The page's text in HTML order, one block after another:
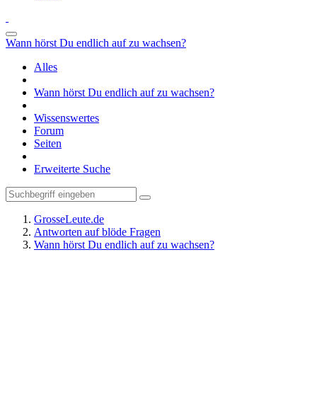
Wann hörst Du endlich auf zu wachsen?
Alles
Wann hörst Du endlich auf zu wachsen?
Wissenswertes
Forum
Seiten
Erweiterte Suche
GrosseLeute.de
Antworten auf blöde Fragen
Wann hörst Du endlich auf zu wachsen?